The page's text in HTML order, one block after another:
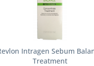
Intragen Sebum
Treatment